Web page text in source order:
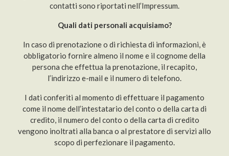
contatti sono riportati nell’Impressum.
Quali dati personali acquisiamo?
In caso di prenotazione o di richiesta di informazioni, è
obbligatorio fornire almeno il nome e il cognome della
persona che effettua la prenotazione, il recapito,
l’indirizzo e-mail e il numero di telefono.
I dati conferiti al momento di effettuare il pagamento
come il nome dell’intestatario del conto o della carta di
credito, il numero del conto o della carta di credito
vengono inoltrati alla banca o al prestatore di servizi allo
scopo di perfezionare il pagamento.